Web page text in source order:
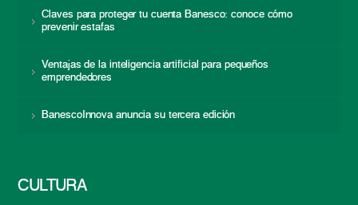
Claves para proteger tu cuenta Banesco: conoce cómo
prevenir estafas
Ventajas de la inteligencia artificial para pequeños
emprendedores
BanescoInnova anuncia su tercera edición
CULTURA